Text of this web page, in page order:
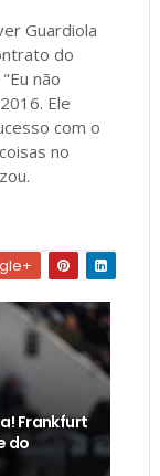
Guardiola
do
não
Ele
com o
no
Frankfurt
do